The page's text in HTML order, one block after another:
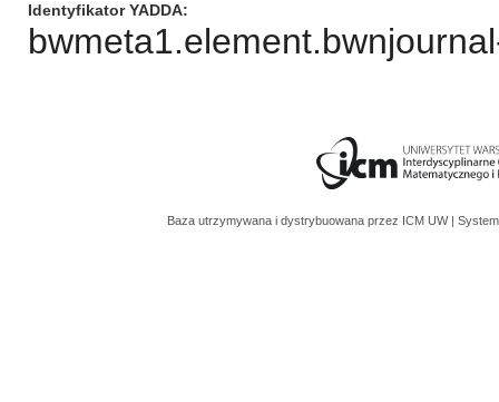
Identyfikator YADDA
Baza utrzymywana i dystrybuowana przez ICM UW |